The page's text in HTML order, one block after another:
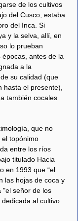
de los cultivos
del Cusco, estaba
del Inca. Si
y la selva, allí, en
lo prueban
antes de la
a la
su calidad (que
el presente),
también cocales
que no
topónimo
entre los ríos
titulado Hacia
en 1993 que “el
las hojas de coca y
"el señor de los
al cultivo